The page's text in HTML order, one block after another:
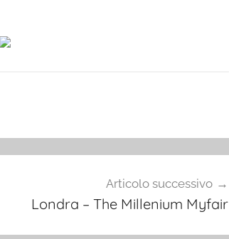
Articolo successivo
Londra – The Millenium Myfair